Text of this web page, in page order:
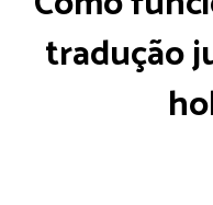
tradução